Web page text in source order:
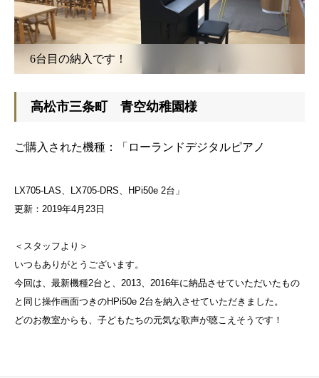
6台目の納入です！
高松市三条町 青空幼稚園様
ご購入された機種： 「ローランドデジタルピアノ
LX705-LAS、LX705-DRS、HPi50e 2台」
更新：2019年4月23日
＜スタッフより＞
いつもありがとうございます。
今回は、最新機種2台と、2013、2016年に納品させていただいたもの
と同じ操作画面つきのHPi50e 2台を納入させていただきました。
どのお教室からも、子どもたちの元気な歌声が聴こえそうです！